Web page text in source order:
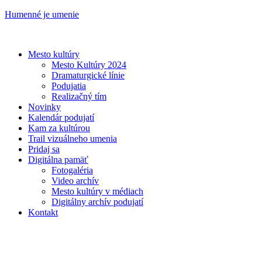
Humenné je umenie
Mesto kultúry
Mesto Kultúry 2024
Dramaturgické línie
Podujatia
Realizačný tím
Novinky
Kalendár podujatí
Kam za kultúrou
Trail vizuálneho umenia
Pridaj sa
Digitálna pamäť
Fotogaléria
Video archív
Mesto kultúry v médiach
Digitálny archív podujatí
Kontakt